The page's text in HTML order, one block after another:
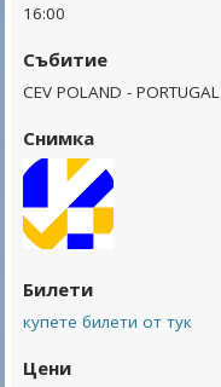
16:00
Събитие
CEV POLAND - PORTUGAL
Снимка
Билети
купете билети от тук
Цени